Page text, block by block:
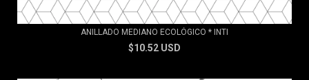
ANILLADO MEDIANO ECOLÓGICO * INTI
$10.52 USD